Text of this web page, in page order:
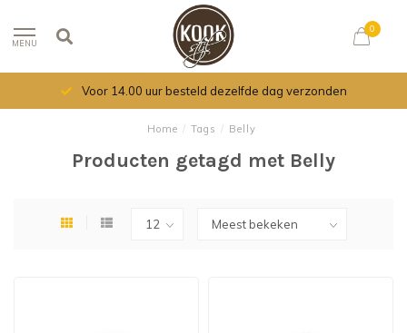
MENU
0
Voor 14.00 uur besteld dezelfde dag verzonden
Home / Tags / Belly
Producten getagd met Belly